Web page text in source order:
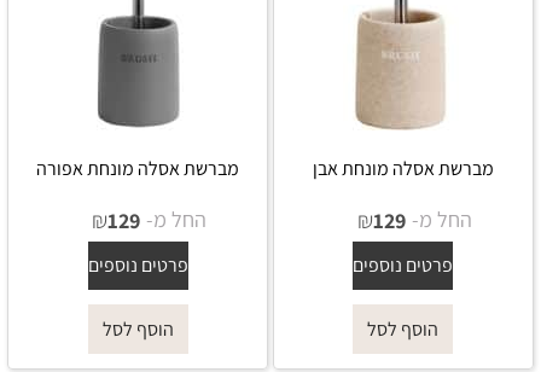
מברשת אסלה מונחת אבן
החל מ- ₪129
פרטים נוספים
הוסף לסל
מברשת אסלה מונחת אפורה
החל מ- ₪129
פרטים נוספים
הוסף לסל